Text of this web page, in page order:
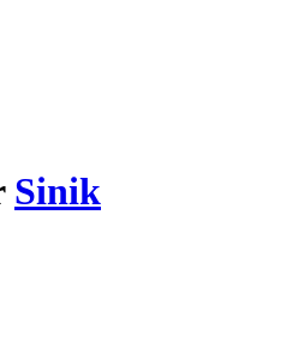
Sinik